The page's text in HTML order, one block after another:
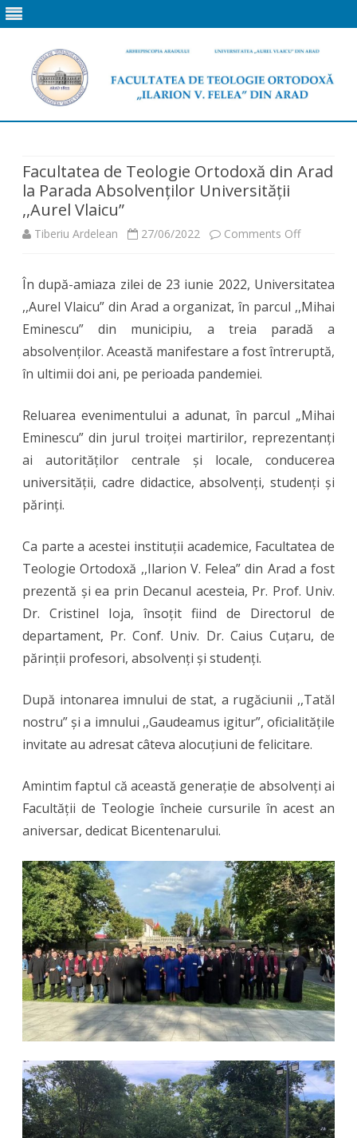
Facultatea de Teologie Ortodoxă din Arad
la Parada Absolvenților Universității
,,Aurel Vlaicu”
Tiberiu Ardelean 27/06/2022 Comments Offon
de
Teologie
Ortodoxă
Parada
,,Aurel
Vlaicu”
În după-amiaza zilei de 23 iunie 2022, Universitatea
,,Aurel Vlaicu” din Arad a organizat, în parcul ,,Mihai
Eminescu” din municipiu, a treia paradă a
absolvenților. Această manifestare a fost întreruptă,
în ultimii doi ani, pe perioada pandemiei.
Reluarea evenimentului a adunat, în parcul „Mihai
Eminescu” din jurul troiței martirilor, reprezentanți
ai autorităților centrale și locale, conducerea
universității, cadre didactice, absolvenți, studenți și
părinți.
Ca parte a acestei instituții academice, Facultatea de
Teologie Ortodoxă ,,Ilarion V. Felea” din Arad a fost
prezentă și ea prin Decanul acesteia, Pr. Prof. Univ.
Dr. Cristinel Ioja, însoțit fiind de Directorul de
departament, Pr. Conf. Univ. Dr. Caius Cuțaru, de
părinții profesori, absolvenți și studenți.
După intonarea imnului de stat, a rugăciunii ,,Tatăl
nostru” și a imnului ,,Gaudeamus igitur”, oficialitățile
invitate au adresat câteva alocuțiuni de felicitare.
Amintim faptul că această generație de absolvenți ai
Facultății de Teologie încheie cursurile în acest an
aniversar, dedicat Bicentenarului.